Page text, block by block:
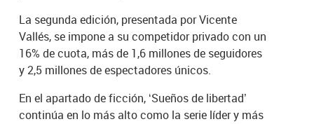
La segunda edición, presentada por Vicente
Vallés, se impone a su competidor privado con un
16% de cuota, más de 1,6 millones de seguidores
y 2,5 millones de espectadores únicos.
En el apartado de ficción, ‘Sueños de libertad’
continúa en lo más alto como la serie líder y más